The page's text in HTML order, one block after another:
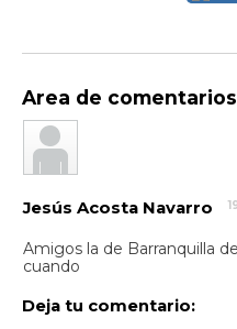
Area de comentarios
Jesús Acosta Navarro
Amigos la de Barranquilla
cuando
Deja tu comentario: